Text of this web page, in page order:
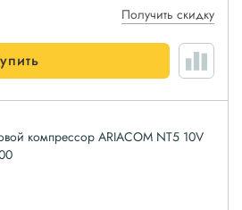
Получить скидку
компрессор ARIACOM NT5 10V